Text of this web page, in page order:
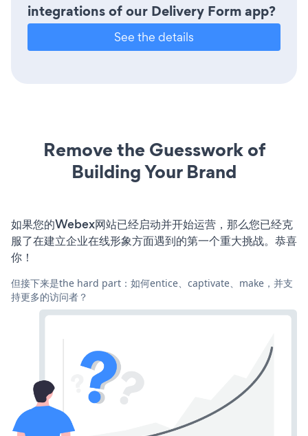
integrations of our Delivery Form app?
See the details
Remove the Guesswork of
Building Your Brand
如果您的Webex网站已经启动并开始运营，那么您已经克
服了在建立企业在线形象方面遇到的第一个重大挑战。恭喜
你！
但接下来是the hard part：如何entice、captivate、make，并支
持更多的访问者？